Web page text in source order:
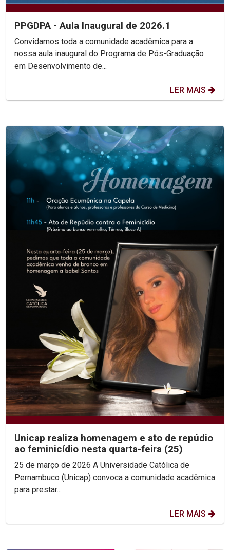
PPGDPA - Aula Inaugural de 2026.1
Convidamos toda a comunidade acadêmica para a
nossa aula inaugural do Programa de Pós-Graduação
em Desenvolvimento de...
LER MAIS
Unicap realiza homenagem e ato de repúdio
ao feminicídio nesta quarta-feira (25)
25 de março de 2026 A Universidade Católica de
Pernambuco (Unicap) convoca a comunidade acadêmica
para prestar...
LER MAIS